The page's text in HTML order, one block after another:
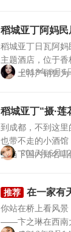
稻城亚丁阿妈
稻城亚丁日瓦阿
主题酒店，位于
化、土特产销售为
2018年8月6
稻城亚丁“摄·莲
到成都，不到这
也带不走的小酒
多当下国内知名唱
2017年6月
推荐 在一家有
你站在桥上看风
——卞之琳在西南